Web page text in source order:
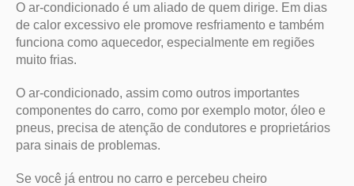
O ar-condicionado é um aliado de quem dirige. Em dias
de calor excessivo ele promove resfriamento e também
funciona como aquecedor, especialmente em regiões
muito frias.
O ar-condicionado, assim como outros importantes
componentes do carro, como por exemplo motor, óleo e
pneus, precisa de atenção de condutores e proprietários
para sinais de problemas.
Se você já entrou no carro e percebeu cheiro